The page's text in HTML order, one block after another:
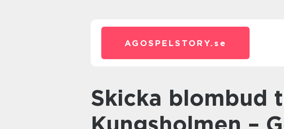
AGOSPELSTORY. se
Skicka blombud till